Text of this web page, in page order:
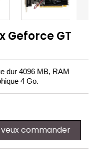
Geforce GT
dur ‎4096 MB, RAM
4 Go.
commander